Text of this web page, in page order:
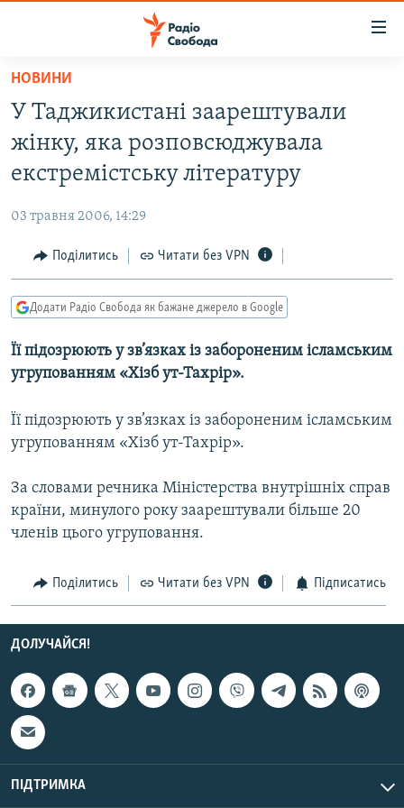
Перейти
основного
матеріалу
до
основної
навігації
Перейти
до
пошуку
ВСЕ ЗА ДОБУ
СТАТТІ
ЕКОНОМІКА
СУСПІЛЬСТВО
УКРАЇНА
РОСІЙСЬКА «ФІЛЬТРАЦІЯ»
ДОНБАС.РЕАЛІЇ
ТИ ЯК?
СХЕМИ
КИТАЙ.ВИКЛИКИ
МУЛЬТИМЕДІА
ФОТО
СПЕЦПРОЄКТИ
ПОДКАСТИ
РУС
УКР
КТАТ
ДОЛУЧАЙСЯ!
НОВИНИ
У Таджикистані заарештували
жінку, яка розповсюджувала
екстремістську літературу
03 травня 2006, 14:29
Поділитись Читати без VPN
Додати Радіо Свобода як бажане джерело в Google
Її підозрюють у зв’язках із забороненим ісламським
угрупованням «Хізб ут-Тахрір».
Її підозрюють у зв’язках із забороненим ісламським
угрупованням «Хізб ут-Тахрір».
За словами речника Міністерства внутрішніх справ
країни, минулого року заарештували більше 20
членів цього угруповання.
Поділитись Читати без VPN Підписатись
ДОЛУЧАЙСЯ!
ПІДТРИМКА